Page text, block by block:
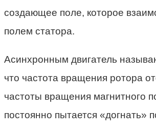
создающее поле, которое
полем статора.
Асинхронным двигатель
что частота вращения ротора
частоты вращения магнитного
постоянно пытается «догнать»